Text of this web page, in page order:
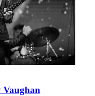
Vaughan